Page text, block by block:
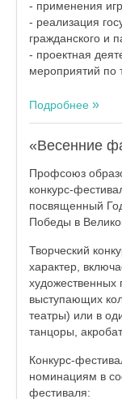
- применения
- реализация
гражданского и
- проектная
мероприятий по
Подробнее
«Весенние
Профсоюз
конкурс-
посвященный
Победы в
Творческий
характер,
художественных
выступающих
театры) или в
танцоры,
Конкурс-
номинациям в
фестиваля: